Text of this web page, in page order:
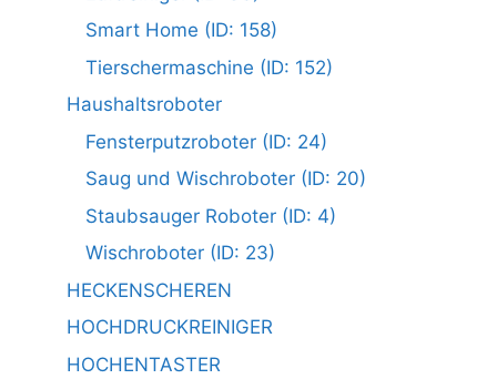
Smart Home (ID: 158)
Tierschermaschine (ID: 152)
Haushaltsroboter
Fensterputzroboter (ID: 24)
Saug und Wischroboter (ID: 20)
Staubsauger Roboter (ID: 4)
Wischroboter (ID: 23)
HECKENSCHEREN
HOCHDRUCKREINIGER
HOCHENTASTER